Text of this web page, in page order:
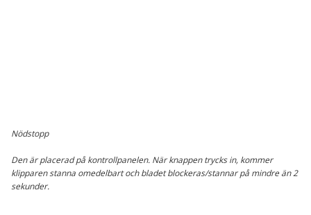
Nödstopp
Den är placerad på kontrollpanelen. När knappen trycks in, kommer
klipparen stanna omedelbart och bladet blockeras/stannar på mindre än 2
sekunder.